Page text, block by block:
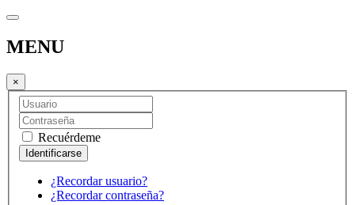
MENU
×
Recuérdeme
¿Recordar usuario?
¿Recordar contraseña?